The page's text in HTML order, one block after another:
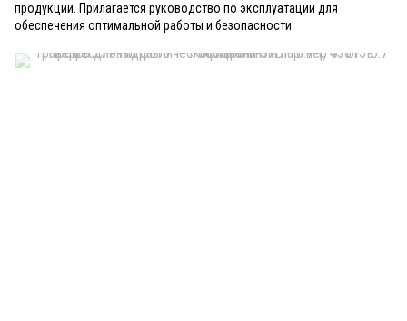
продукции. Прилагается руководство по эксплуатации для
обеспечения оптимальной работы и безопасности.